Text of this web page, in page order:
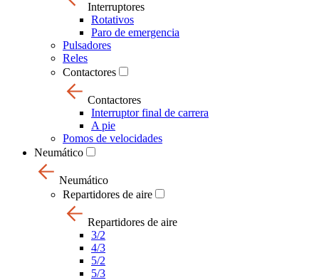
Interruptores
Rotativos
Paro de emergencia
Pulsadores
Reles
Contactores
Contactores
Interruptor final de carrera
A pie
Pomos de velocidades
Neumático
Neumático
Repartidores de aire
Repartidores de aire
3/2
4/3
5/2
5/3